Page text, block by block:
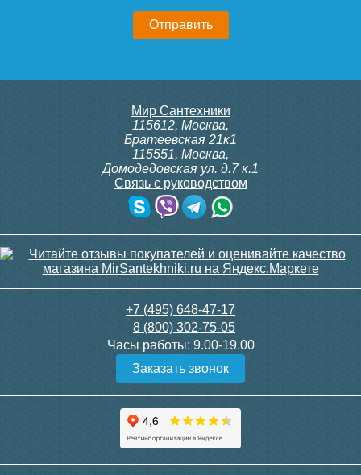
21 810
Тумба для комплекта
Атлантика 70 Люкс Plus,
ясень перламутр
22 690
Подробнее
Тумба для комплекта
напольная Style Line
Атлантика 70 Люкс Plus,
старое дерево
Подробнее
Мир Сантехники
115612, Москва,
Братеевская 21к1
115551, Москва,
Домодедовская ул. д.7 к.1
Связь с руководством
+7 (495) 648-47-17
8 (800) 302-75-05
Часы работы: 9.00-19.00
Заказать звонок